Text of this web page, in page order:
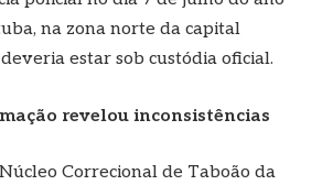
na zona norte da capital
estar sob custódia oficial.
revelou inconsistências
Correcional de Taboão da